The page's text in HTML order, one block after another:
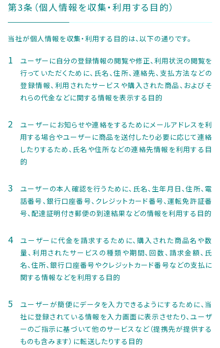
第3条（個人情報を収集・利用する目的）
当社が個人情報を収集・利用する目的は、以下の通りです。
ユーザーに自分の登録情報の閲覧や修正、利用状況の閲覧を
行っていただくために、氏名、住所、連絡先、支払方法などの
登録情報、利用されたサービスや購入された商品、およびそ
れらの代金などに関する情報を表示する目的
ユーザーにお知らせや連絡をするためにメールアドレスを利
用する場合やユーザーに商品を送付したり必要に応じて連絡
したりするため、氏名や住所などの連絡先情報を利用する目
的
ユーザーの本人確認を行うために、氏名、生年月日、住所、電
話番号、銀行口座番号、クレジットカード番号、運転免許証番
号、配達証明付き郵便の到達結果などの情報を利用する目的
ユーザーに代金を請求するために、購入された商品名や数
量、利用されたサービスの種類や期間、回数、請求金額、氏
名、住所、銀行口座番号やクレジットカード番号などの支払に
関する情報などを利用する目的
ユーザーが簡便にデータを入力できるようにするために、当
社に登録されている情報を入力画面に表示させたり、ユーザ
ーのご指示に基づいて他のサービスなど（提携先が提供する
ものも含みます）に転送したりする目的